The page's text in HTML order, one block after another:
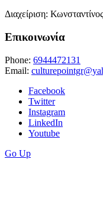
Διαχείριση:
Επικοινωνία
Phone: 6944472131
Email:
Facebook
Twitter
Instagram
LinkedIn
Youtube
Go Up